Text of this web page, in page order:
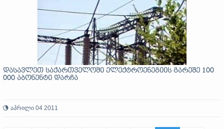
დასავლეთ საქართველოში ელექტროენეგიის გარეშე 100
000 აბონენტი დარჩა
აპრილი 04 2011